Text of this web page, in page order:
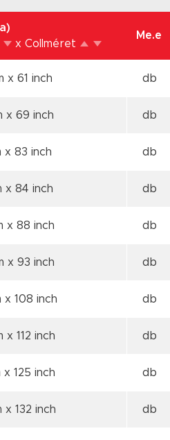
x Collméret
Me.e
x 61 inch db
x 69 inch db
x 83 inch db
x 84 inch db
x 88 inch db
x 93 inch db
x 108 inch db
x 112 inch db
x 125 inch db
x 132 inch db